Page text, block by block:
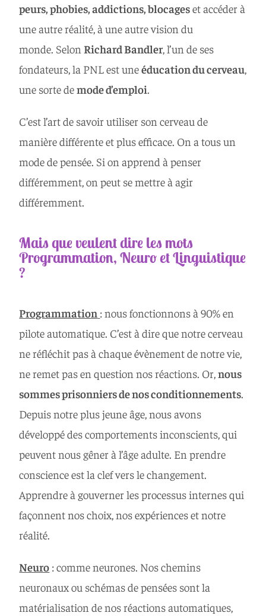
peurs, phobies, addictions, blocageset accéder à
une autre réalité, à une autre vision du
monde. SelonRichard Bandler, l’un de ses
fondateurs, la PNL est uneéducation du cerveau,
une sorte demode d’emploi.
C’est l’art de savoir utiliser son cerveau de
manière différente et plus efficace. On a tous un
mode de pensée. Si on apprend à penser
différemment, on peut se mettre à agir
différemment.
Mais que veulent dire les mots
Programmation, Neuro et Linguistique
?
Programmation : nous fonctionnons à 90% en
pilote automatique. C’est à dire que notre cerveau
ne réfléchit pas à chaque évènement de notre vie,
ne remet pas en question nos réactions. Or,nous
sommes prisonniers de nos conditionnements.
Depuis notre plus jeune âge, nous avons
développé des comportements inconscients, qui
peuvent nous gêner à l’âge adulte. En prendre
conscience est la clef vers le changement.
Apprendre à gouverner les processus internes qui
façonnent nos choix, nos expériences et notre
réalité.
Neuro : comme neurones. Nos chemins
neuronaux ou schémas de pensées sont la
matérialisation de nos réactions automatiques,